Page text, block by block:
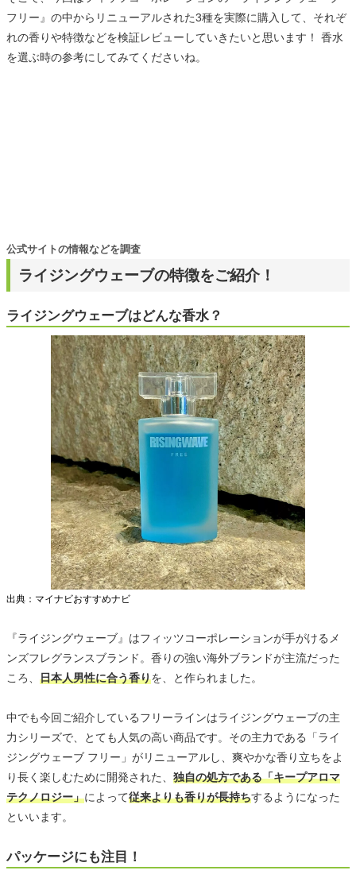
フリー』の中からリニューアルされた3種を実際に購入して、それぞ
れの香りや特徴などを検証レビューしていきたいと思います！ 香水
を選ぶ時の参考にしてみてくださいね。
ライジングウェーブの特徴をご紹介！
公式サイトの情報などを調査
ライジングウェーブはどんな香水？
出典：マイナビおすすめナビ
『ライジングウェーブ』はフィッツコーポレーションが手がけるメ
ンズフレグランスブランド。香りの強い海外ブランドが主流だった
ころ、 日本人男性に合う香りを、と作られました。
中でも今回ご紹介しているフリーラインはライジングウェーブの主
力シリーズで、とても人気の高い商品です。その主力である「ライ
ジングウェーブ フリー」がリニューアルし、爽やかな香り立ちをよ
り長く楽しむために開発された、 独自の処方である「キープアロマ
テクノロジー」によって従来よりも香りが長持ちするようになった
といいます。
パッケージにも注目！